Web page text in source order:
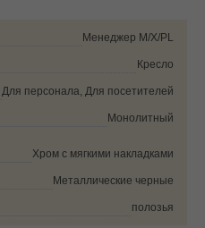
Менеджер M/X/PL
Кресло
Для персонала, Для посетителей
Монолитный
Хром с мягкими накладками
Металлические черные
полозья